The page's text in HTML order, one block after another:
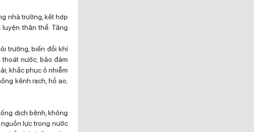
nhà trường, kết hợp
thân thể. Tăng
trường, biến đổi khí
nước; bảo đảm
khắc phục ô nhiễm
kênh rạch, hồ ao;
dịch bệnh, không
lực trong nước